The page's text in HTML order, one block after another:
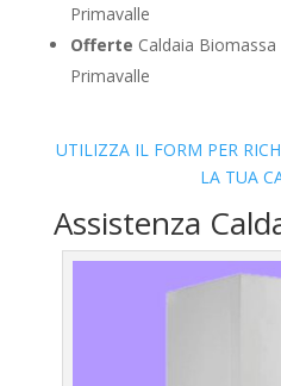
Primavalle
Offerte Caldaia
Primavalle
UTILIZZA IL FORM PER
LA TUA
Assistenza